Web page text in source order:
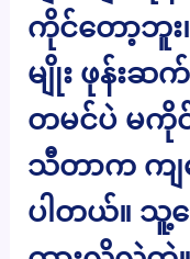
ကိုင်တော့ဘူး
မျိုး ဖုန်းဆ
တမင်ပဲ မကို
သီတာက ကျ
ပါတယ်။ သူ့ယ